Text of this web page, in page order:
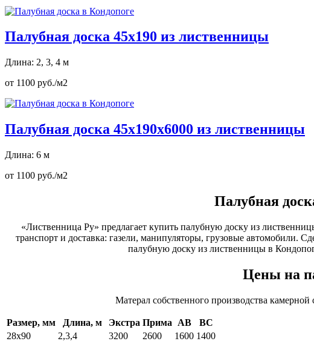
Палубная доска 45х190 из лиственницы
Длина: 2, 3, 4 м
от 1100 руб./м2
Палубная доска 45х190х6000 из лиственницы
Длина: 6 м
от 1100 руб./м2
Палубная
«Лиственница Ру» предлагает купить палубную доску из
транспорт и доставка: газели, манипуляторы, грузовые автомобили.
палубную доску из лиственницы в
Цены на
Матерал собственного производства
Размер, мм Длина, м Экстра Прима АВ
ВС
28х90
2,3,4 3200 2600 1600 1400